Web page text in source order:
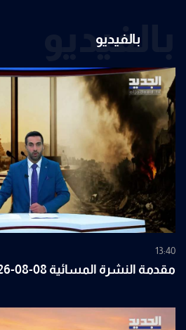
بالفيديو
بالفيديو
13:40
مقدمة النشرة المسائية 08-08-2026